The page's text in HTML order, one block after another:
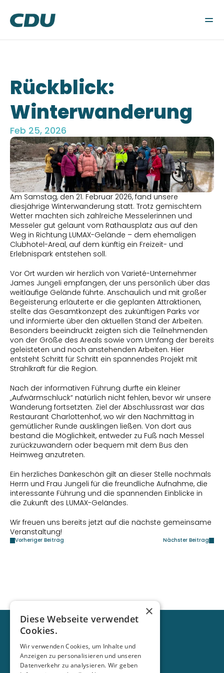
Wahlen
Aktuelles
Kontakt
Rückblick:
Winterwanderung
Feb 25, 2026
Am Samstag, den 21. Februar 2026, fand unsere
diesjährige Winterwanderung statt. Trotz gemischtem
Wetter machten sich zahlreiche Messelerinnen und
Messeler gut gelaunt vom Rathausplatz aus auf den
Weg in Richtung LUMAX-Gelände – dem ehemaligen
Clubhotel-Areal, auf dem künftig ein Freizeit- und
Erlebnispark entstehen soll.
Vor Ort wurden wir herzlich von Varieté-Unternehmer
James Jungeli empfangen, der uns persönlich über das
weitläufige Gelände führte. Anschaulich und mit großer
Begeisterung erläuterte er die geplanten Attraktionen,
stellte das Gesamtkonzept des zukünftigen Parks vor
und informierte über den aktuellen Stand der Arbeiten.
Besonders beeindruckt zeigten sich die Teilnehmenden
von der Größe des Areals sowie vom Umfang der bereits
geleisteten und noch anstehenden Arbeiten. Hier
entsteht Schritt für Schritt ein spannendes Projekt mit
Strahlkraft für die Region.
Nach der informativen Führung durfte ein kleiner
„Aufwärmschluck“ natürlich nicht fehlen, bevor wir unsere
Wanderung fortsetzten. Ziel der Abschlussrast war das
Restaurant Charlottenhof, wo wir den Nachmittag in
gemütlicher Runde ausklingen ließen. Von dort aus
bestand die Möglichkeit, entweder zu Fuß nach Messel
zurückzuwandern oder bequem mit dem Bus den
Heimweg anzutreten.
Ein herzliches Dankeschön gilt an dieser Stelle nochmals
Herrn und Frau Jungeli für die freundliche Aufnahme, die
interessante Führung und die spannenden Einblicke in
die Zukunft des LUMAX-Geländes.
Wir freuen uns bereits jetzt auf die nächste gemeinsame
Veranstaltung!
Vorheriger Beitrag Nächster Beitrag
Menü
×
Diese Webseite verwendet
Cookies.
Wir verwenden Cookies, um Inhalte und
Anzeigen zu personalisieren und unseren
Datenverkehr zu analysieren. Wir geben